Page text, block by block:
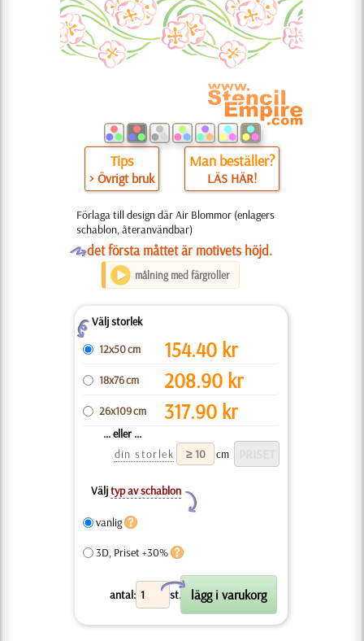
Tips
> Övrigt bruk
Man beställer?
LÄS HÄR!
Förlaga till design där Air Blommor (enlagers
schablon, återanvändbar)
Odet första måttet är motivets höjd.
målning med färgroller
ZVälj storlek
12x50 cm
154.40 kr
18x76 cm 208.90 kr
26x109 cm 317.90 kr
... eller ...
din storlek
cm
Väljtyp av schablon
Y
vanlig
3D, Priset +30%
antal: st.
X